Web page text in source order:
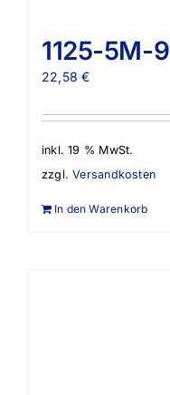
1125-5M-9
22,58€
inkl. 19 % MwSt.
zzgl.Versandkosten
In den Warenkorb